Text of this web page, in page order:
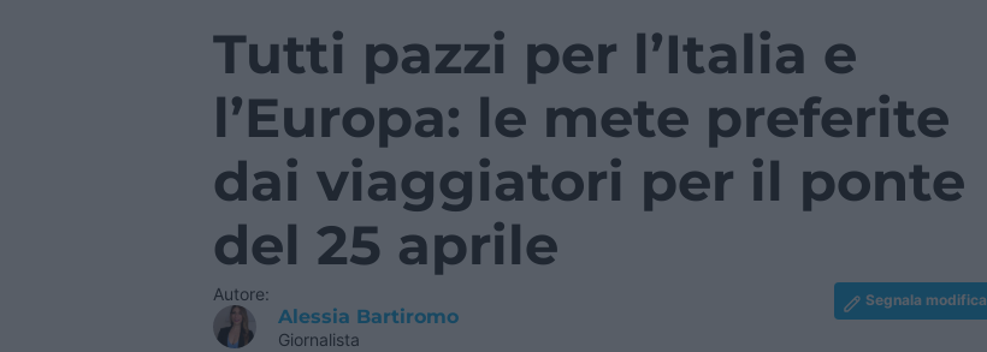
Tutti pazzi per l’Italia e
l’Europa: le mete preferite
dai viaggiatori per il ponte
del 25 aprile
Autore:
Alessia Bartiromo
Giornalista
Segnala modifica